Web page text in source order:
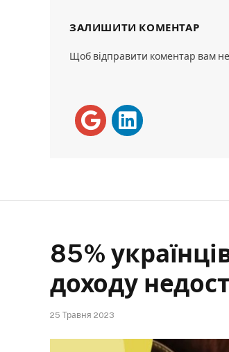
ЗАЛИШИТИ КОМЕНТАР
Щоб відправити коментар вам
85%
доходу
25 Травня 2023